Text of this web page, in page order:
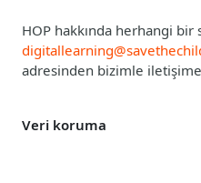
HOP hakkında herhangi
adresinden bizimle
Veri koruma